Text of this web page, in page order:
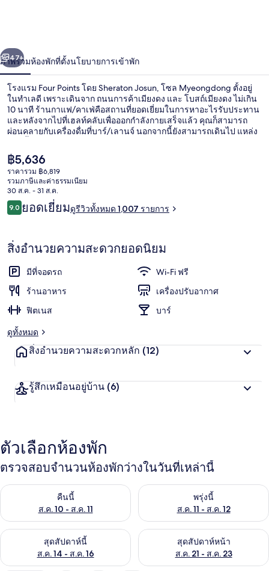
Sheraton
Josun,
โซล
Myeongdong
า
ถัดไป
47+
ภาพรวมห้องพักที่ตั้งนโยบายการเข้าพัก
โรงแรม Four Points โดย Sheraton Josun, โซล Myeongdong ตั้งอยู่
ในทำเลดี เพราะเดินจาก ถนนการค้าเมียงดง และ โบสถ์เมียงดง ไม่เกิน
10 นาที ร้านกาแฟ/คาเฟ่คือสถานที่ยอดเยี่ยมในการหาอะไรรับประทาน
และหลังจากไปที่เฮลท์คลับเพื่อออกกำลังกายเสร็จแล้ว คุณก็สามารถ
ผ่อนคลายกับเครื่องดื่มที่บาร์/เลานจ์ นอกจากนี้ยังสามารถเดินไป แหล่ง
ชอบที่สามารถเดินไปขนส่งสาธารณะได้ใกล้ๆ โดย สถานี Euljiro 3-ga
อยู่ห่างออกไปเพียงไม่กี่ก้าว และ สถานี Euljiro 1-ga อยู่ห่างออกไปเพียง 8
นาที
ราคา
ปัจจุบัน
฿5,636
฿5,636
ราคารวม ฿6,819
รวมภาษีและค่าธรรมเนียม
30 ส.ค. - 31 ส.ค.
รีวิว
9.09.0 จาก 10
ยอดเยี่ยมดูรีวิวทั้งหมด 1,007 รายการ
สิ่งอำนวยความสะดวกยอดนิยม
มีที่จอดรถ
Wi-Fi ฟรี
ร้านอาหาร
เครื่องปรับอากาศ
ฟิตเนส
บาร์
ดูทั้งหมด
สิ่งอำนวยความสะดวกหลัก (12)
รู้สึกเหมือนอยู่บ้าน (6)
ตัวเลือกห้องพัก
ตรวจสอบจำนวนห้องพักว่างในวันที่เหล่านี้
คืนนี้
ส.ค. 10 - ส.ค. 11
ตรวจสอบจำนวนห้องพักว่างในคืนนี้ ส.ค. 10 - ส.ค. 11
พรุ่งนี้
ส.ค. 11 - ส.ค. 12
ตรวจสอบจำนวนห้องพักว่างในพ
สุดสัปดาห์นี้
ส.ค. 14 - ส.ค. 16
ตรวจสอบจำนวนห้องพักว่างในสุดสัปดาห์นี้ ส.ค. 14 - ส.ค. 16
สุดสัปดาห์หน้า
ส.ค. 21 - ส.ค. 23
ตรวจสอบจำนวนห้องพักว่างใน